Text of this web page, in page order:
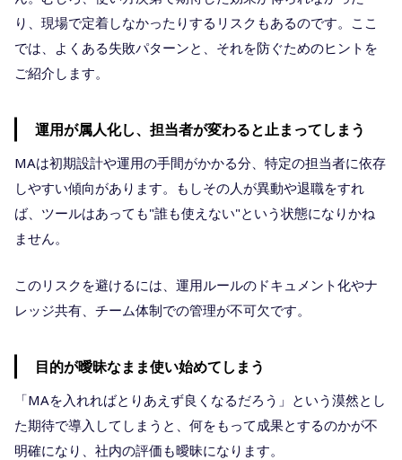
り、現場で定着しなかったりするリスクもあるのです。ここ
では、よくある失敗パターンと、それを防ぐためのヒントを
ご紹介します。
運用が属人化し、担当者が変わると止まってしまう
MAは初期設計や運用の手間がかかる分、特定の担当者に依存
しやすい傾向があります。もしその人が異動や退職をすれ
ば、ツールはあっても"誰も使えない"という状態になりかね
ません。
このリスクを避けるには、運用ルールのドキュメント化やナ
レッジ共有、チーム体制での管理が不可欠です。
目的が曖昧なまま使い始めてしまう
「MAを入れればとりあえず良くなるだろう」という漠然とし
た期待で導入してしまうと、何をもって成果とするのかが不
明確になり、社内の評価も曖昧になります。